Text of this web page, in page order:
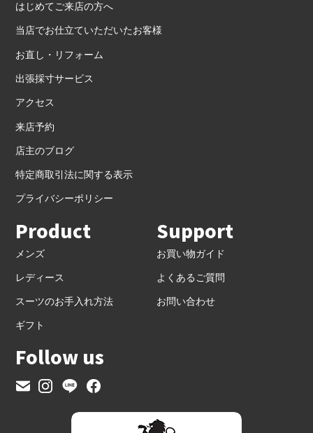
はじめてご来店の方へ
当店でお仕立ていただいたお客様
お直し・リフォーム
出張採寸サービス
アクセス
来店予約
店主のブログ
特定商取引法に関する表示
プライバシーポリシー
Product
メンズ
レディース
スーツのお手入れ方法
ギフト
Support
お買い物ガイド
よくあるご質問
お問い合わせ
Follow us